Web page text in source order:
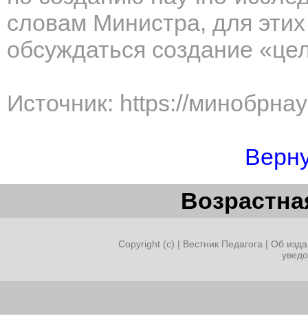
словам Министра, для
обсуждаться создание
Источник: https://
Copyright (c) | Вестник Педагога | Об